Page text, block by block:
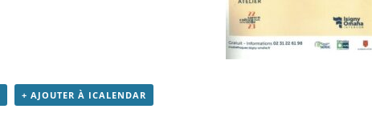
+ AJOUTER À ICALENDAR